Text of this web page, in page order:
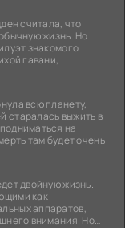
считала, что
жизнь. Но
знакомого
гавани,
всю планету,
старалась выжить в
на
там будет очень
двойную жизнь.
как
аппаратов,
внимания. Но